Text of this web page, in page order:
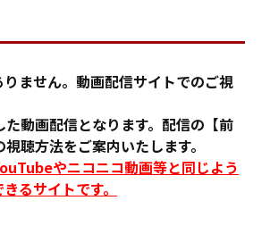
ません。動画配信サイトでのご視
た動画配信となります。配信の【前
聴方法をご案内いたします。
やニコニコ動画等と同じよう
るサイトです。